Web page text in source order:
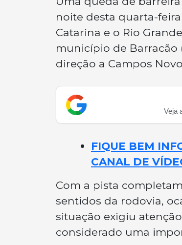
noite desta quarta-
Catarina e o Rio
município de Barracão
direção a Campos
Veja
FIQUE BEM
CANAL DE
Com a pista
sentidos da rodovia,
situação exigiu
considerado uma